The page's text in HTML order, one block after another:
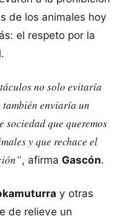
de los animales hoy
el respeto por la
no solo evitaría
enviaría un
sociedad que queremos
y que rechace el
, afirma Gascón.
y otras
de relieve un